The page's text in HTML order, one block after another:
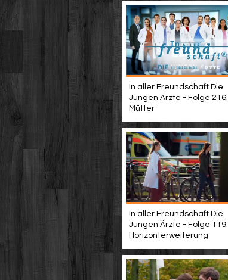
In aller Freundschaft Die
Jungen Ärzte - Folge 216:
Mütter
In aller Freundschaft Die
Jungen Ärzte - Folge 119:
Horizonterweiterung